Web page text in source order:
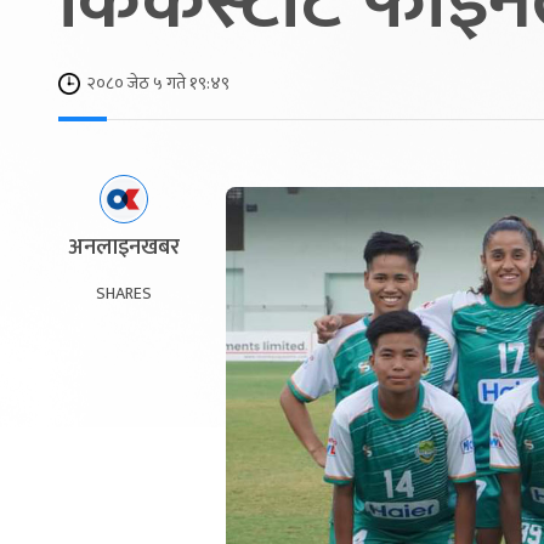
२०८० जेठ ५ गते १९:४९
अनलाइनखबर
SHARES